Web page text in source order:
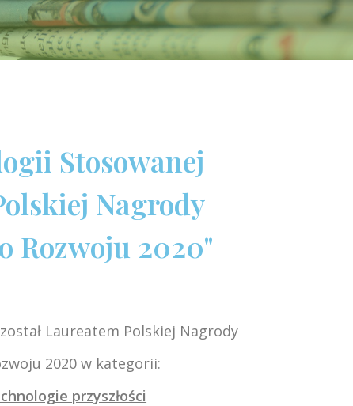
Stosowanej
Nagrody
Rozwoju 2020"
Laureatem Polskiej Nagrody
2020 w kategorii:
przyszłości